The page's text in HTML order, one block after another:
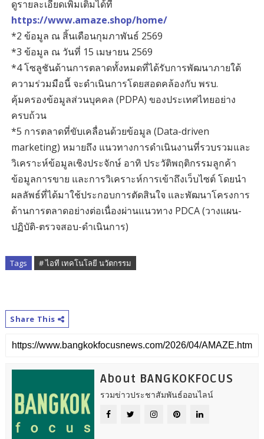
ดูรายละเอียดเพิ่มเติมได้ที่
https://www.amaze.shop/home/
*2 ข้อมูล ณ สิ้นเดือนกุมภาพันธ์ 2569
*3 ข้อมูล ณ วันที่ 15 เมษายน 2569
*4 โซลูชันด้านการตลาดทั้งหมดที่ได้รับการพัฒนาภายใต้
ความร่วมมือนี้ จะดำเนินการโดยสอดคล้องกับ พรบ.
คุ้มครองข้อมูลส่วนบุคคล (PDPA) ของประเทศไทยอย่าง
ครบถ้วน
*5 การตลาดที่ขับเคลื่อนด้วยข้อมูล (Data-driven
marketing) หมายถึง แนวทางการดำเนินงานที่รวบรวมและ
วิเคราะห์ข้อมูลเชิงประจักษ์ อาทิ ประวัติพฤติกรรมลูกค้า
ข้อมูลการขาย และการวิเคราะห์การเข้าถึงเว็บไซต์ โดยนำ
ผลลัพธ์ที่ได้มาใช้ประกอบการตัดสินใจ และพัฒนาโครงการ
ด้านการตลาดอย่างต่อเนื่องผ่านแนวทาง PDCA (วางแผน-
ปฏิบัติ-ตรวจสอบ-ดำเนินการ)
Tags # ไอที เทคโนโลยี นวัตกรรม
Share This
About BANGKOKFOCUS
รวมข่าวประชาสัมพันธ์ออนไลน์